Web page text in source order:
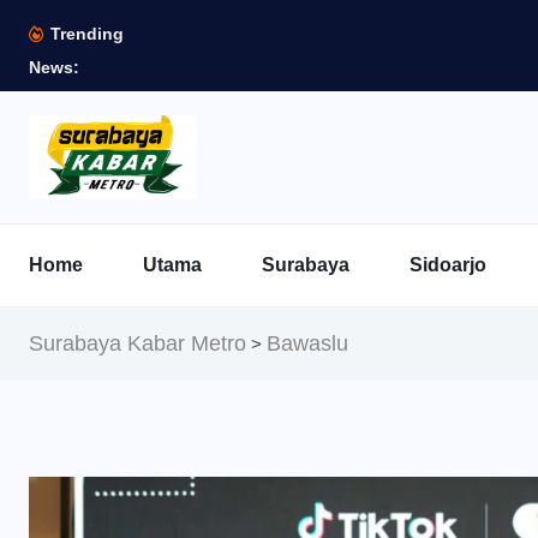
Trending
News:
Home Utama Surabaya Sidoarjo
Surabaya Kabar Metro > Bawaslu